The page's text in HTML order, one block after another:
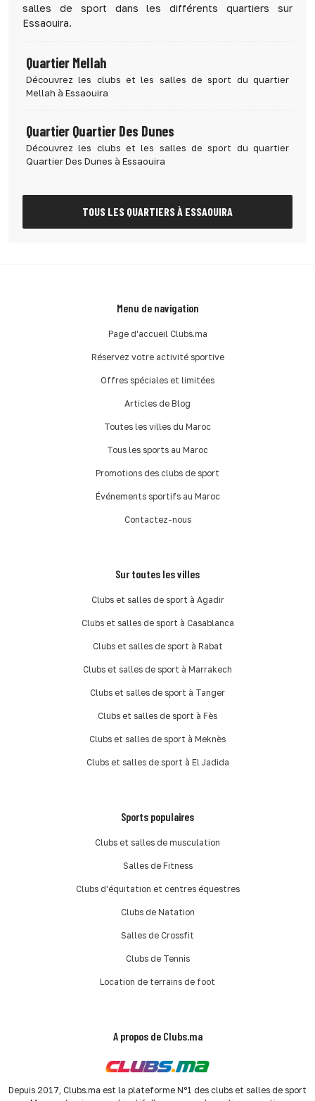
salles de sport dans les différents quartiers sur
Essaouira.
Quartier Mellah
Découvrez les clubs et les salles de sport du quartier
Mellah à Essaouira
Quartier Quartier Des Dunes
Découvrez les clubs et les salles de sport du quartier
Quartier Des Dunes à Essaouira
TOUS LES QUARTIERS À ESSAOUIRA
Menu de navigation
Page d'accueil Clubs.ma
Réservez votre activité sportive
Offres spéciales et limitées
Articles de Blog
Toutes les villes du Maroc
Tous les sports au Maroc
Promotions des clubs de sport
Événements sportifs au Maroc
Contactez-nous
Sur toutes les villes
Clubs et salles de sport à Agadir
Clubs et salles de sport à Casablanca
Clubs et salles de sport à Rabat
Clubs et salles de sport à Marrakech
Clubs et salles de sport à Tanger
Clubs et salles de sport à Fès
Clubs et salles de sport à Meknès
Clubs et salles de sport à El Jadida
Sports populaires
Clubs et salles de musculation
Salles de Fitness
Clubs d'équitation et centres équestres
Clubs de Natation
Salles de Crossfit
Clubs de Tennis
Location de terrains de foot
A propos de Clubs.ma
Depuis 2017, Clubs.ma est la plateforme N°1 des clubs et salles de sport